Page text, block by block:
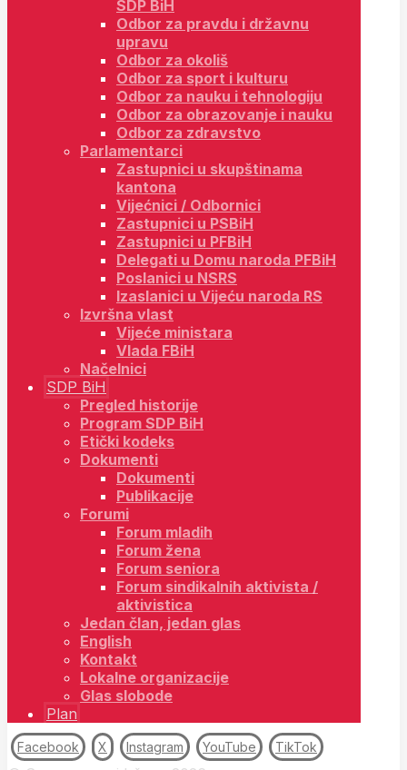
SDP BiH
Odbor za pravdu i državnu
upravu
Odbor za okoliš
Odbor za sport i kulturu
Odbor za nauku i tehnologiju
Odbor za obrazovanje i nauku
Odbor za zdravstvo
Parlamentarci
Zastupnici u skupštinama
kantona
Vijećnici / Odbornici
Zastupnici u PSBiH
Zastupnici u PFBiH
Delegati u Domu naroda PFBiH
Poslanici u NSRS
Izaslanici u Vijeću naroda RS
Izvršna vlast
Vijeće ministara
Vlada FBiH
Načelnici
SDP BiH
Pregled historije
Program SDP BiH
Etički kodeks
Dokumenti
Dokumenti
Publikacije
Forumi
Forum mladih
Forum žena
Forum seniora
Forum sindikalnih aktivista /
aktivistica
Jedan član, jedan glas
English
Kontakt
Lokalne organizacije
Glas slobode
Plan
Facebook X Instagram YouTube TikTok